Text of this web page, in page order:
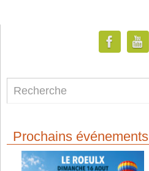
Prochains événements